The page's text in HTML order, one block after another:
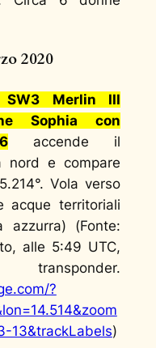
2020
SW3 Merlin III
Sophia con
accende il
nord e compare
Vola verso
acque territoriali
(Fonte:
alle 5:49 UTC,
?
13&trackLabels)